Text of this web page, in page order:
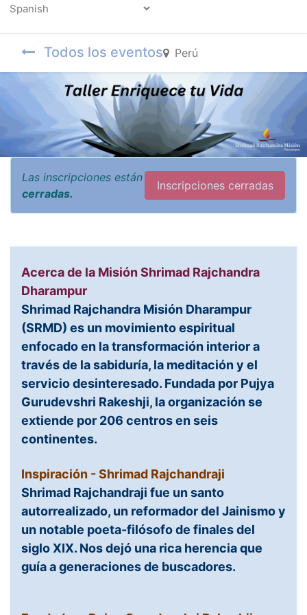
Todos los eventos Perú
Las inscripciones están
cerradas.
Inscripciones cerradas
Acerca de la Misión Shrimad Rajchandra
Dharampur
Shrimad Rajchandra Misión Dharampur
(SRMD) es un movimiento espiritual
enfocado en la transformación interior a
través de la sabiduría, la meditación y el
servicio desinteresado. Fundada por Pujya
Gurudevshri Rakeshji, la organización se
extiende por 206 centros en seis
continentes.
Inspiración - Shrimad Rajchandraji
Shrimad Rajchandraji fue un santo
autorrealizado, un reformador del Jainismo y
un notable poeta-filósofo de finales del
siglo XIX. Nos dejó una rica herencia que
guía a generaciones de buscadores.